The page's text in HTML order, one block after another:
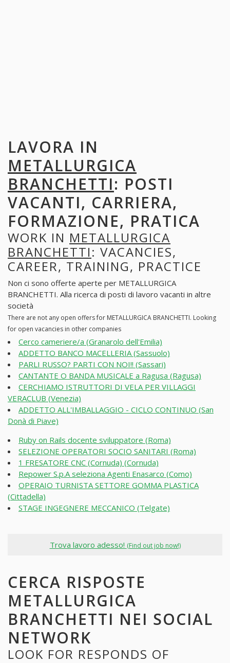
LAVORA IN
METALLURGICA
BRANCHETTI: POSTI
VACANTI, CARRIERA,
FORMAZIONE, PRATICA
WORK IN METALLURGICA
BRANCHETTI: VACANCIES,
CAREER, TRAINING, PRACTICE
Non ci sono offerte aperte per METALLURGICA
BRANCHETTI. Alla ricerca di posti di lavoro vacanti in altre
società
There are not any open offers for METALLURGICA BRANCHETTI. Looking
for open vacancies in other companies
Cerco cameriere/a (Granarolo dell'Emilia)
ADDETTO BANCO MACELLERIA (Sassuolo)
PARLI RUSSO? PARTI CON NOI!! (Sassari)
CANTANTE O BANDA MUSICALE a Ragusa (Ragusa)
CERCHIAMO ISTRUTTORI DI VELA PER VILLAGGI
VERACLUB (Venezia)
ADDETTO ALL'IMBALLAGGIO - CICLO CONTINUO (San
Donà di Piave)
Ruby on Rails docente sviluppatore (Roma)
SELEZIONE OPERATORI SOCIO SANITARI (Roma)
1 FRESATORE CNC (Cornuda) (Cornuda)
Repower S.p.A seleziona Agenti Enasarco (Como)
OPERAIO TURNISTA SETTORE GOMMA PLASTICA
(Cittadella)
STAGE INGEGNERE MECCANICO (Telgate)
Trova lavoro adesso! (Find out job now!)
CERCA RISPOSTE
METALLURGICA
BRANCHETTI NEI SOCIAL
NETWORK
LOOK FOR RESPONDS OF